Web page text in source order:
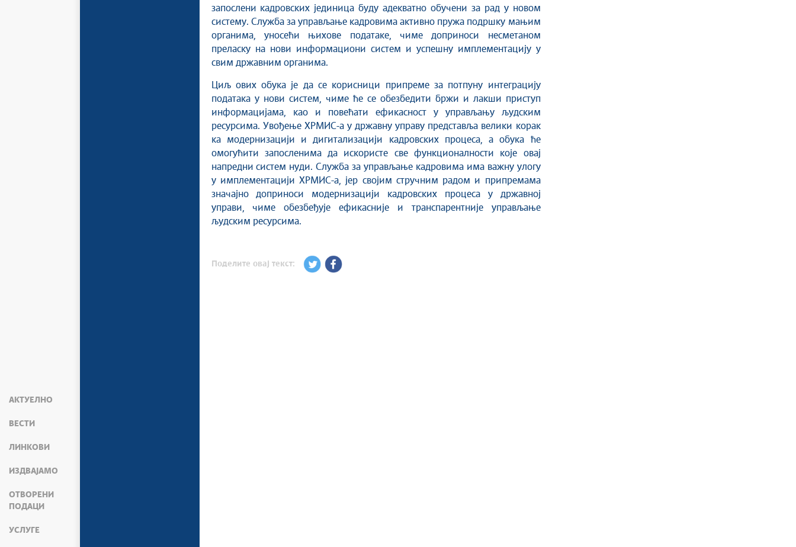
АКТУЕЛНО
ВЕСТИ
ЛИНКОВИ
ИЗДВАЈАМО
ОТВОРЕНИ
ПОДАЦИ
УСЛУГЕ
запослени кадровских јединица буду адекватно обучени за рад у новом
систему. Служба за управљање кадровима активно пружа подршку мањим
органима, уносећи њихове податаке, чиме доприноси несметаном
преласку на нови информациони систем и успешну имплементацију у
свим државним органима.
Циљ ових обука је да се корисници припреме за потпуну интеграцију
података у нови систем, чиме ће се обезбедити бржи и лакши приступ
информацијама, као и повећати ефикасност у управљању људским
ресурсима. Увођење ХРМИС-а у државну управу представља велики корак
ка модернизацији и дигитализацији кадровских процеса, а обука ће
омогућити запосленима да искористе све функционалности које овај
напредни систем нуди. Служба за управљање кадровима има важну улогу
у имплементацији ХРМИС-а, јер својим стручним радом и припремама
значајно доприноси модернизацији кадровских процеса у државној
управи, чиме обезбеђује ефикасније и транспарентније управљање
људским ресурсима.
Поделите овај текст: